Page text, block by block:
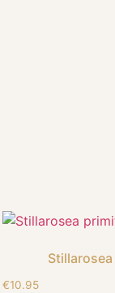
€10.95